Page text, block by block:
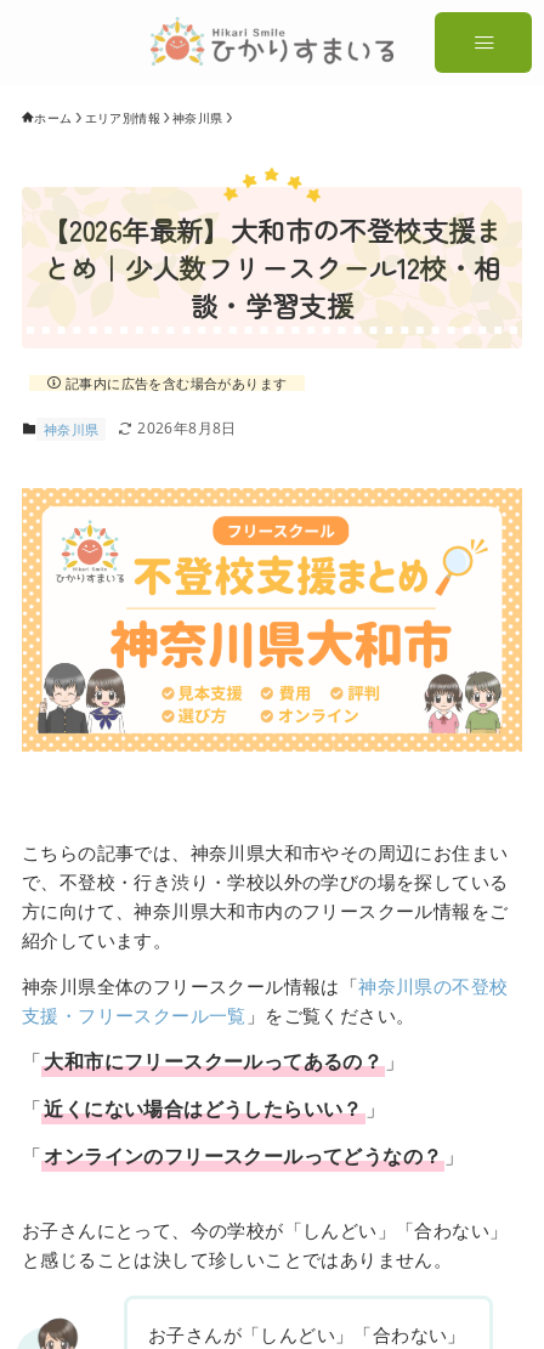
ホーム エリア別情報 神奈川県
【2026年最新】大和市の不登校支援ま
とめ｜少人数フリースクール12校・相
談・学習支援
記事内に広告を含む場合があります
神奈川県 2026年8月8日
こちらの記事では、神奈川県大和市やその周辺にお住まい
で、不登校・行き渋り・学校以外の学びの場を探している
方に向けて、神奈川県大和市内のフリースクール情報をご
紹介しています。
神奈川県全体のフリースクール情報は「神奈川県の不登校
支援・フリースクール一覧 」をご覧ください。
「大和市にフリースクールってあるの？ 」
「近くにない場合はどうしたらいい？」
「オンラインのフリースクールってどうなの？ 」
お子さんにとって、今の学校が「しんどい」「合わない」
と感じることは決して珍しいことではありません。
お子さんが「しんどい」「合わない」